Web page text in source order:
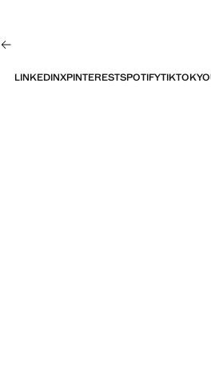
TIKTOK
SPOTIFY
PINTEREST
X
LINKEDIN